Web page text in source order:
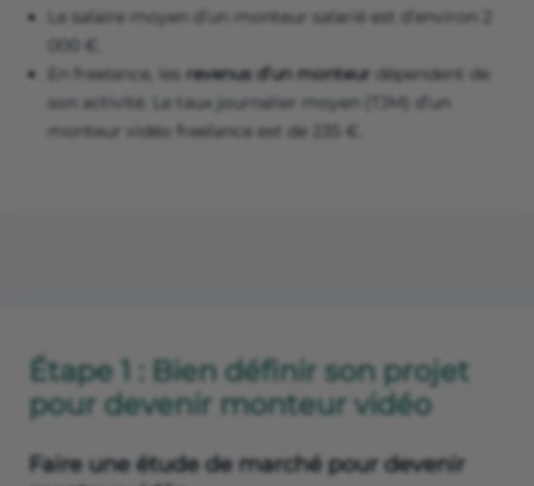
Le salaire moyen d’un monteur salarié est d’environ 2
000 €.
En freelance, les revenus d’un monteur dépendent de
son activité. Le taux journalier moyen (TJM) d’un
monteur vidéo freelance est de 235 €.
Étape 1 : Bien définir son projet
pour devenir monteur vidéo
Faire une étude de marché pour devenir